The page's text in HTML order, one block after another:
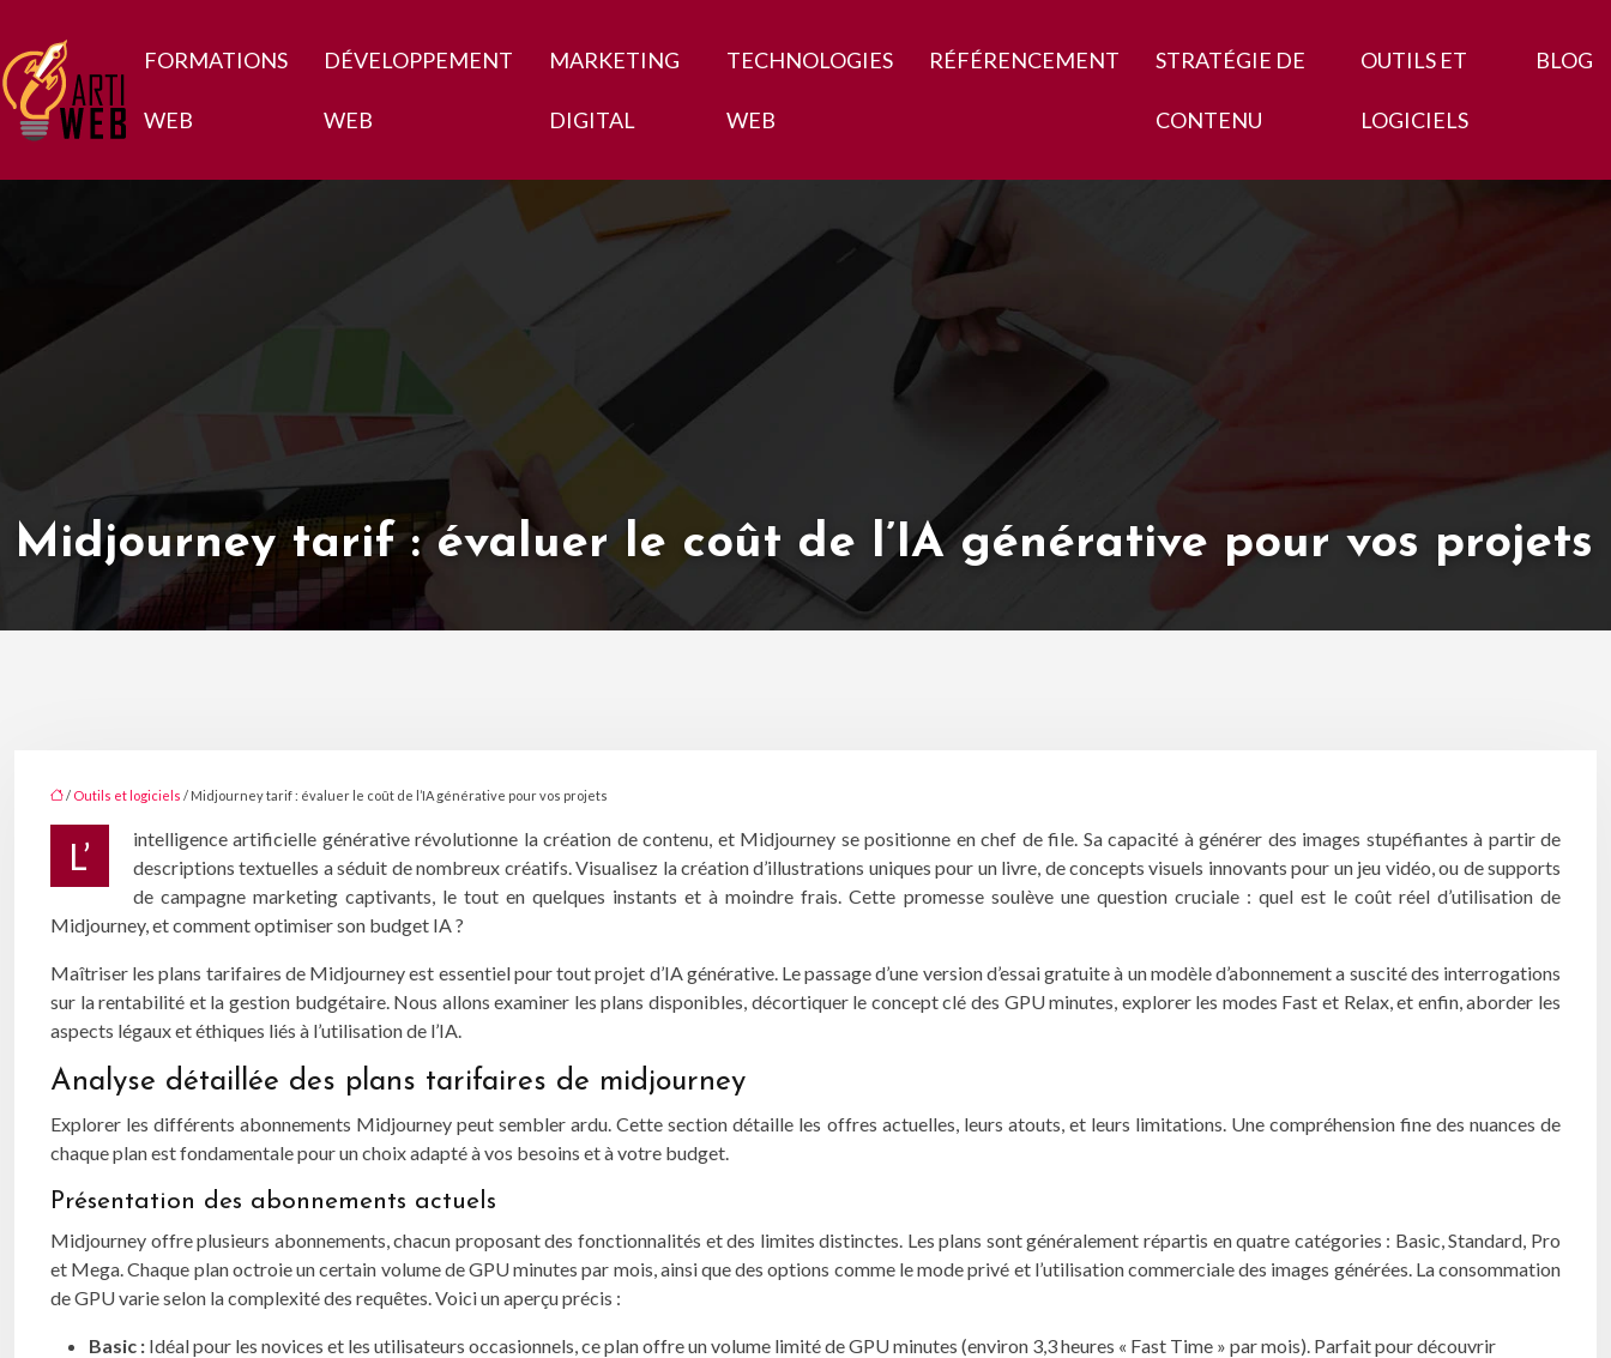
FORMATIONS
WEB
DÉVELOPPEMENT
WEB
MARKETING
DIGITAL
TECHNOLOGIES
WEB
RÉFÉRENCEMENT STRATÉGIE DE
CONTENU
OUTILS ET
LOGICIELS
BLOG
Midjourney tarif : évaluer le coût de l’IA générative pour vos projets
/ Outils et logiciels / Midjourney tarif : évaluer le coût de l’IA générative pour vos projets
L’
intelligence artificielle générative révolutionne la création de contenu, et Midjourney se positionne en chef de file. Sa capacité à générer des images stupéfiantes à partir de
descriptions textuelles a séduit de nombreux créatifs. Visualisez la création d’illustrations uniques pour un livre, de concepts visuels innovants pour un jeu vidéo, ou de supports
de campagne marketing captivants, le tout en quelques instants et à moindre frais. Cette promesse soulève une question cruciale : quel est le coût réel d’utilisation de
Midjourney, et comment optimiser son budget IA ?
Maîtriser les plans tarifaires de Midjourney est essentiel pour tout projet d’IA générative. Le passage d’une version d’essai gratuite à un modèle d’abonnement a suscité des interrogations
sur la rentabilité et la gestion budgétaire. Nous allons examiner les plans disponibles, décortiquer le concept clé des GPU minutes, explorer les modes Fast et Relax, et enfin, aborder les
aspects légaux et éthiques liés à l’utilisation de l’IA.
Analyse détaillée des plans tarifaires de midjourney
Explorer les différents abonnements Midjourney peut sembler ardu. Cette section détaille les offres actuelles, leurs atouts, et leurs limitations. Une compréhension fine des nuances de
chaque plan est fondamentale pour un choix adapté à vos besoins et à votre budget.
Présentation des abonnements actuels
Midjourney offre plusieurs abonnements, chacun proposant des fonctionnalités et des limites distinctes. Les plans sont généralement répartis en quatre catégories : Basic, Standard, Pro
et Mega. Chaque plan octroie un certain volume de GPU minutes par mois, ainsi que des options comme le mode privé et l’utilisation commerciale des images générées. La consommation
de GPU varie selon la complexité des requêtes. Voici un aperçu précis :
Basic : Idéal pour les novices et les utilisateurs occasionnels, ce plan offre un volume limité de GPU minutes (environ 3,3 heures « Fast Time » par mois). Parfait pour découvrir